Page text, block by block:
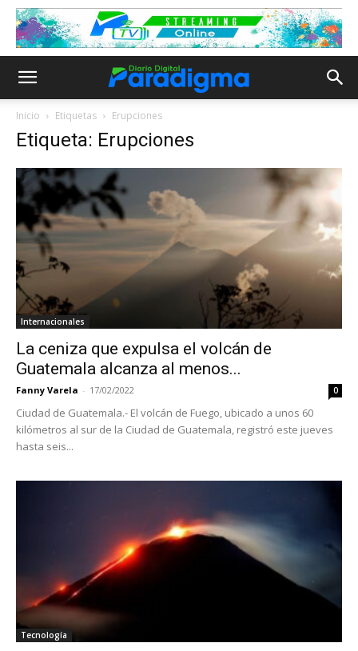
Inicio Etiquetas Erupciones
Etiqueta: Erupciones
Internacionales
La ceniza que expulsa el volcán de
Guatemala alcanza al menos...
Fanny Varela - 17/02/2022 0
Ciudad de Guatemala.- El volcán de Fuego, ubicado a unos 60
kilómetros al sur de la Ciudad de Guatemala, registró este jueves
hasta seis...
Tecnología